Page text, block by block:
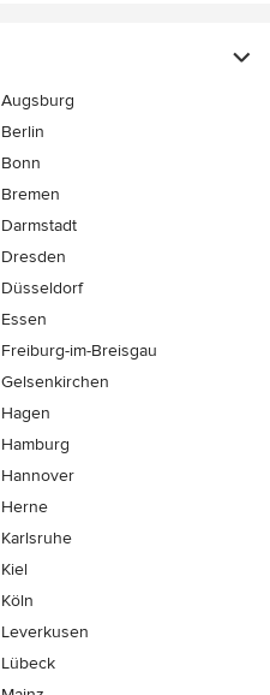
Augsburg
Berlin
Bonn
Bremen
Darmstadt
Dresden
Düsseldorf
Essen
Freiburg-im-Breisgau
Gelsenkirchen
Hagen
Hamburg
Hannover
Herne
Karlsruhe
Kiel
Köln
Leverkusen
Lübeck